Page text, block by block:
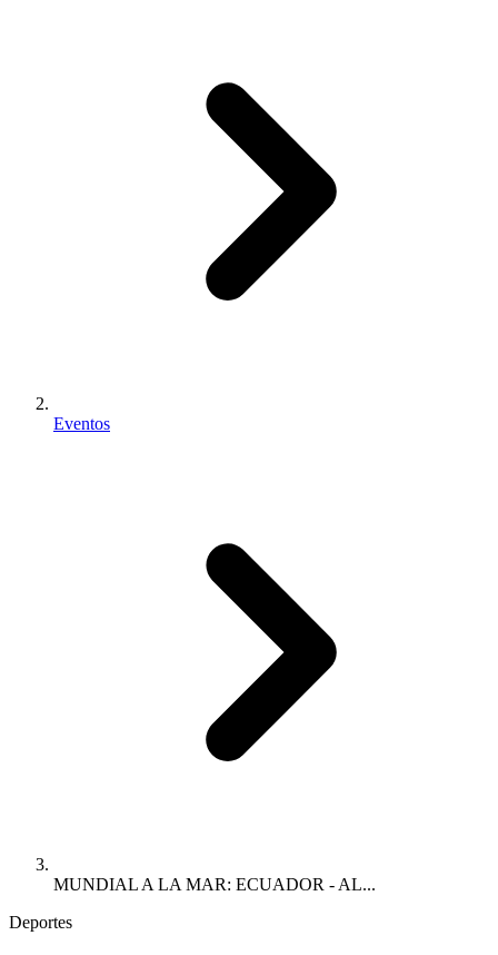
Eventos
MUNDIAL A LA MAR: ECUADOR - AL...
Deportes